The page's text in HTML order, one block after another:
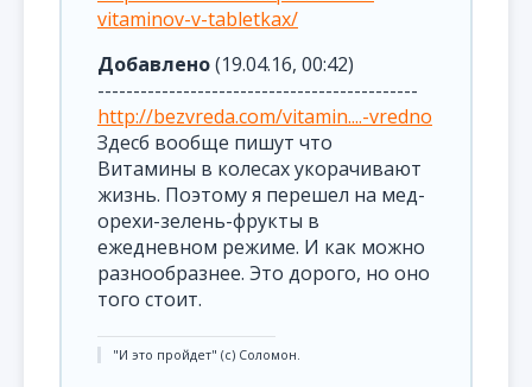
vitaminov-v-tabletkax/
Добавлено(19.04.16, 00:42)
---------------------------------------------
http://bezvreda.com/vitamin....-vredno
Здесб вообще пишут что
Витамины в колесах укорачивают
жизнь. Поэтому я перешел на мед-
орехи-зелень-фрукты в
ежедневном режиме. И как можно
разнообразнее. Это дорого, но оно
того стоит.
"И это пройдет" (с) Соломон.